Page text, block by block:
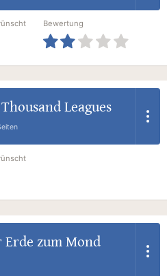
Bewertung
Leagues
Erde zum Mond